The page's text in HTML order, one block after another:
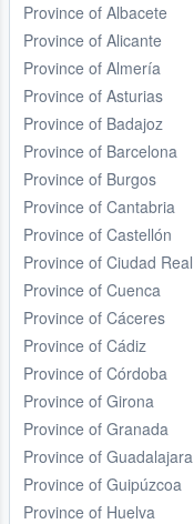
Province of Albacete
Province of Alicante
Province of Almería
Province of Asturias
Province of Badajoz
Province of Barcelona
Province of Burgos
Province of Cantabria
Province of Castellón
Province of Ciudad Real
Province of Cuenca
Province of Cáceres
Province of Cádiz
Province of Córdoba
Province of Girona
Province of Granada
Province of Guadalajara
Province of Guipúzcoa
Province of Huelva